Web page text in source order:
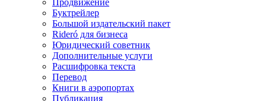
Продвижение
Буктрейлер
Большой издательский пакет
Rideró для бизнеса
Юридический советник
Дополнительные услуги
Расшифровка текста
Перевод
Книги в аэропортах
Публикация